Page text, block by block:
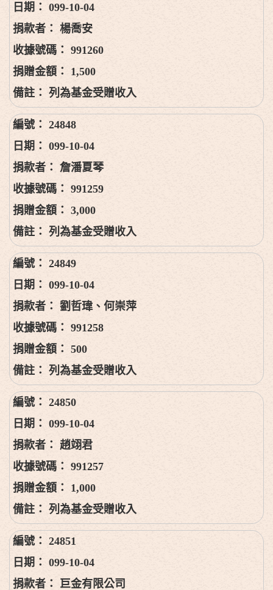
099-10-04
楊喬安
991260
1,500
列為基金受贈收入
24848
099-10-04
詹潘夏琴
991259
3,000
列為基金受贈收入
24849
099-10-04
劉哲瑋、何崇萍
991258
500
列為基金受贈收入
24850
099-10-04
趙翊君
991257
1,000
列為基金受贈收入
24851
099-10-04
巨金有限公司